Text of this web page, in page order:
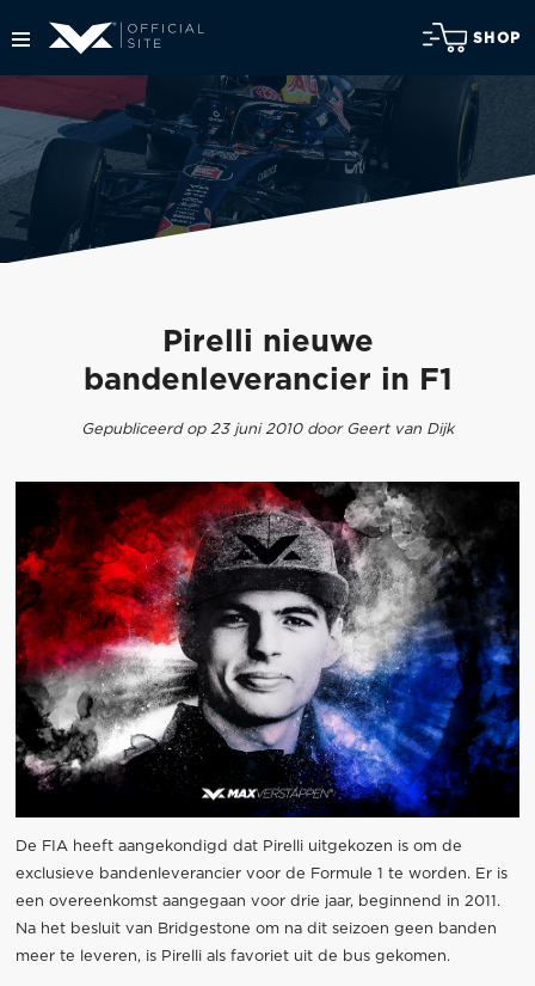
SHOP
Pirelli nieuwe
bandenleverancier in F1
Gepubliceerd op 23 juni 2010 door Geert van Dijk
De FIA heeft aangekondigd dat Pirelli uitgekozen is om de
exclusieve bandenleverancier voor de Formule 1 te worden. Er is
een overeenkomst aangegaan voor drie jaar, beginnend in 2011.
Na het besluit van Bridgestone om na dit seizoen geen banden
meer te leveren, is Pirelli als favoriet uit de bus gekomen.